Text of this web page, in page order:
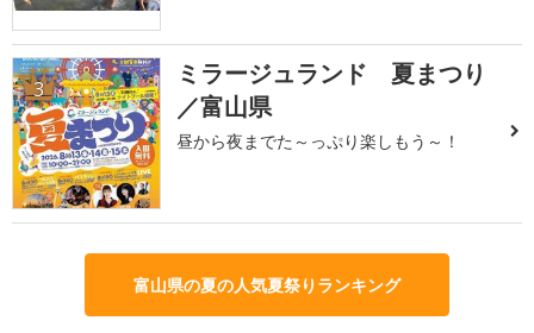
3
ミラージュランド 夏まつり
／富山県
昼から夜までた～っぷり楽しもう～！
富山県の夏の人気夏祭りランキング